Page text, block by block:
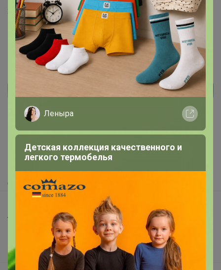
22 февраля, 2026 22:55
Реклама
Как здесь все устроено?
Как сделать заказ?
Доставка
Торговые марки
Наша команда
В наличии
Леныра
Детская коллекция качественного и
легкого термобелья